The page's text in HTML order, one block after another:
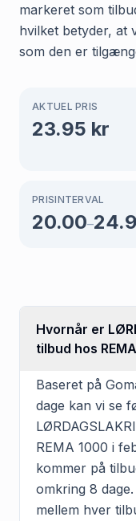
markeret som
hvilket betyder, at
som den er
AKTUEL PRIS
23.95 kr
PRISINTERVAL
20.00–
Hvornår er
tilbud hos
Baseret på
dage kan vi se
REMA 1000 i
kommer på
omkring 8
mellem hver